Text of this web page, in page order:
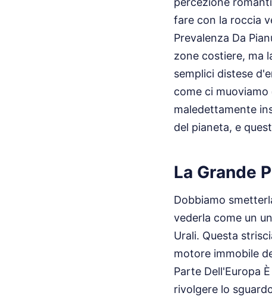
fare con la roccia
Prevalenza Da
zone costiere, ma
semplici distese
come ci
maledettamente
del pianeta, e
La Grande
Dobbiamo
vederla come un
Urali. Questa
motore immobile
Parte Dell'Europa
rivolgere lo